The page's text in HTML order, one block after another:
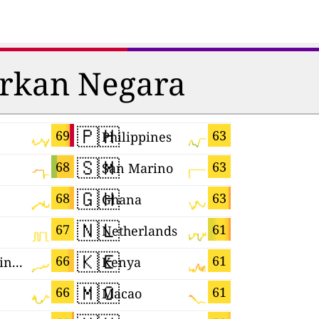
Negara
69
68
68
67
66
United Kingdom
66
🇵🇭 63
Philippines
🇸🇲 63
San Marino
🇬🇭 63
Ghana
🇳🇱 61
Netherlands
🇰🇪 61
Kenya
🇲🇴 61
Macao